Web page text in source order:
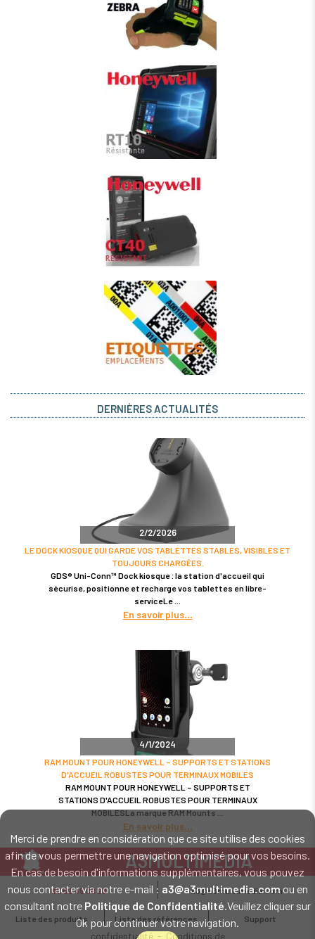
Merci de prendre en considération que ce site utilise des cookies
afin de vous permettre une navigation optimisé pour vos besoins.
En cas de besoin d'informations supplémentaires, vous pouvez
nous contacter via notre e-mail : a3@a3multimedia.comou en
consultant notre Politique de Confidentialité.Veuillez cliquer sur
Ok pour continuer votre navigation.
DERNIÈRES ACTUALITÉS
2/2/2026
LE DOCK KIOSQUE QUI GARDE VOS TABLETTES STABLES, VISIBLES ET
TOUJOURS CHARGÉES.
GDS® Uni-Conn™ Dock kiosque : la station d'accueil qui
sécurise, positionne et recharge vos tablettes en libre-
serviceLe
En savoir plus
4/1/2024
RAM MOUNT POUR HONEYWELL – SUPPORTS ET STATIONS
D'ACCUEIL ROBUSTES POUR TERMINAUX MOBILES
RAM MOUNT POUR HONEYWELL – SUPPORTS ET
STATIONS D'ACCUEIL ROBUSTES POUR TERMINAUX
MOBILESLa marque RAM Mounts
En savoir plus
A3MULTIMEDIA
LE SPÉCIALISTE MATÉRIEL ET LOGICIEL CODE BARRE
Intervention sur tout le territoire : Cholet - Nantes - Angers - Rennes - Le
Mans - Bordeaux - Paris - Lille - Brest - Toulouse - Marseille - Poitiers -
Caen - Lyon - Reims - Lorient - Vannes - Quimper - Rouen
02 52 45 00 20 a3@a3multimedia.com
Liste des produits Liste des références Support
Mentions légales-Politique de
confidentialité - Conditions de